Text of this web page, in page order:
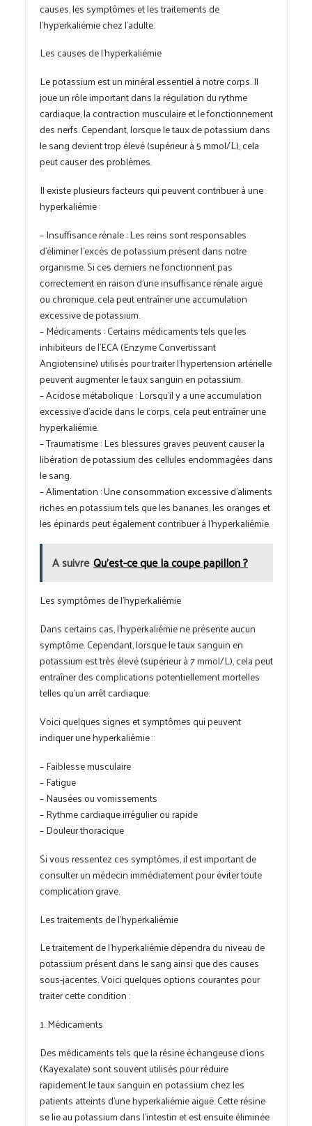
causes, les symptômes et les traitements de
l’hyperkaliémie chez l’adulte.
Les causes de l’hyperkaliémie
Le potassium est un minéral essentiel à notre corps. Il
joue un rôle important dans la régulation du rythme
cardiaque, la contraction musculaire et le fonctionnement
des nerfs. Cependant, lorsque le taux de potassium dans
le sang devient trop élevé (supérieur à 5 mmol/L), cela
peut causer des problèmes.
Il existe plusieurs facteurs qui peuvent contribuer à une
hyperkaliémie :
– Insuffisance rénale : Les reins sont responsables
d’éliminer l’excès de potassium présent dans notre
organisme. Si ces derniers ne fonctionnent pas
correctement en raison d’une insuffisance rénale aiguë
ou chronique, cela peut entraîner une accumulation
excessive de potassium.
– Médicaments : Certains médicaments tels que les
inhibiteurs de l’ECA (Enzyme Convertissant
Angiotensine) utilisés pour traiter l’hypertension artérielle
peuvent augmenter le taux sanguin en potassium.
– Acidose métabolique : Lorsqu’il y a une accumulation
excessive d’acide dans le corps, cela peut entraîner une
hyperkaliémie.
– Traumatisme : Les blessures graves peuvent causer la
libération de potassium des cellules endommagées dans
le sang.
– Alimentation : Une consommation excessive d’aliments
riches en potassium tels que les bananes, les oranges et
les épinards peut également contribuer à l’hyperkaliémie.
A suivre Qu'est-ce que la coupe papillon ?
Les symptômes de l’hyperkaliémie
Dans certains cas, l’hyperkaliémie ne présente aucun
symptôme. Cependant, lorsque le taux sanguin en
potassium est très élevé (supérieur à 7 mmol/L), cela peut
entraîner des complications potentiellement mortelles
telles qu’un arrêt cardiaque.
Voici quelques signes et symptômes qui peuvent
indiquer une hyperkaliémie :
– Faiblesse musculaire
– Fatigue
– Nausées ou vomissements
– Rythme cardiaque irrégulier ou rapide
– Douleur thoracique
Si vous ressentez ces symptômes, il est important de
consulter un médecin immédiatement pour éviter toute
complication grave.
Les traitements de l’hyperkaliémie
Le traitement de l’hyperkaliémie dépendra du niveau de
potassium présent dans le sang ainsi que des causes
sous-jacentes. Voici quelques options courantes pour
traiter cette condition :
1. Médicaments
Des médicaments tels que la résine échangeuse d’ions
(Kayexalate) sont souvent utilisés pour réduire
rapidement le taux sanguin en potassium chez les
patients atteints d’une hyperkaliémie aiguë. Cette résine
se lie au potassium dans l’intestin et est ensuite éliminée